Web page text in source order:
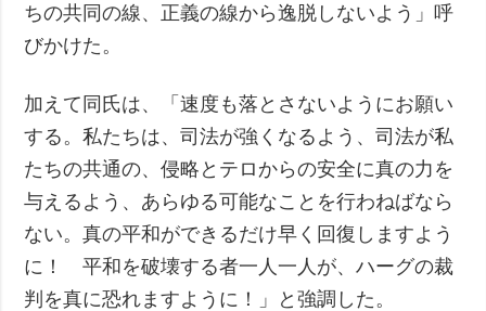
ちの共同の線、正義の線から逸脱しないよう」呼
びかけた。
加えて同氏は、「速度も落とさないようにお願い
する。私たちは、司法が強くなるよう、司法が私
たちの共通の、侵略とテロからの安全に真の力を
与えるよう、あらゆる可能なことを行わねばなら
ない。真の平和ができるだけ早く回復しますよう
に！ 平和を破壊する者一人一人が、ハーグの裁
判を真に恐れますように！」と強調した。